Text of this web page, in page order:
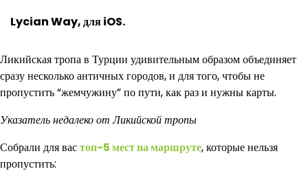
Lycian Way, для iOS.
Ликийская тропа в Турции удивительным образом объединяет
сразу несколько античных городов, и для того, чтобы не
пропустить “жемчужину” по пути, как раз и нужны карты.
Указатель недалеко от Ликийской тропы
Собрали для вастоп-5 мест на маршруте, которые нельзя
пропустить: